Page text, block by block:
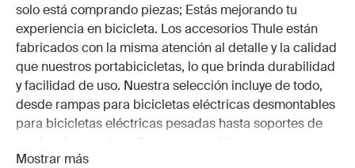
solo está comprando piezas; Estás mejorando tu
experiencia en bicicleta. Los accesorios Thule están
fabricados con la misma atención al detalle y la calidad
que nuestros portabicicletas, lo que brinda durabilidad
y facilidad de uso. Nuestra selección incluye de todo,
desde rampas para bicicletas eléctricas desmontables
para bicicletas eléctricas pesadas hasta soportes de
ruedas de gran tamaño para neumáticos gruesos.
Estas piezas de portabicicletas facilitan la carga, la
Mostrar más